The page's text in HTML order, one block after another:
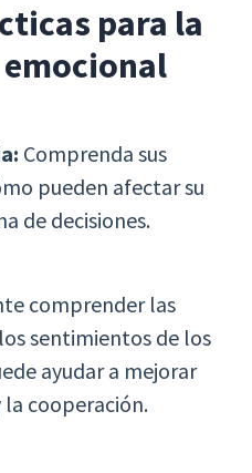
para la
Comprenda sus
pueden afectar su
de decisiones.
comprender las
sentimientos de los
ayudar a mejorar
la cooperación.